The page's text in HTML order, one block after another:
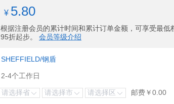
¥ 5.80
根据注册会员的累计时间和累计订单金额，可享受最低
95折起步。 会员等级介绍
SHEFFIELD/钢盾
2-4个工作日
邮费￥0.00